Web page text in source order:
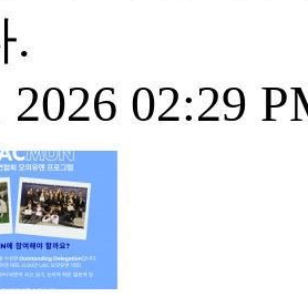
.
2026 02:29